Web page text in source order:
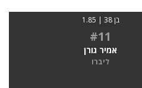
בן 38 | 1.85
#11
אמיר גורן
ליברו